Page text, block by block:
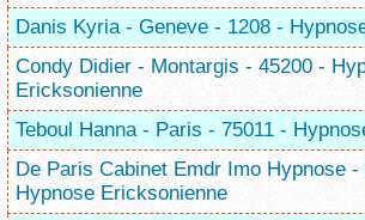
Danis Kyria - Geneve - 1208 -
Condy Didier - Montargis - 45200 -
Ericksonienne
Teboul Hanna - Paris - 75011 -
De Paris Cabinet Emdr Imo Hypnose
Hypnose Ericksonienne